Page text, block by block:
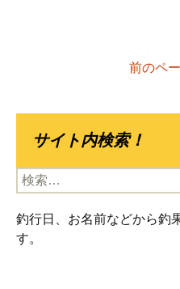
前のペ
サイト内検索！
検
索:
釣行日、お名前などから釣
す。